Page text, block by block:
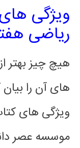
ویژگی
ریاضی
هیچ چیز بهتر
های آن را
ویژگی های
موسسه عصر